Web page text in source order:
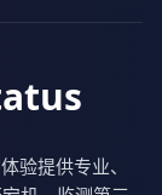
验提供专业、